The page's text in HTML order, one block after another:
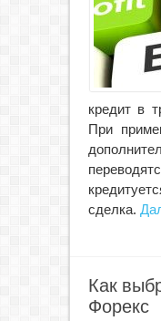
кредит в
При
сделка.
Как
Форекс